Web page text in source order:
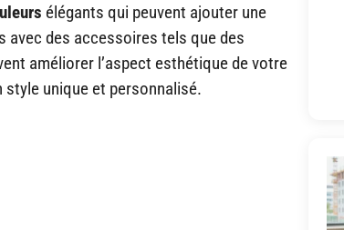
élégants qui peuvent ajouter une
des accessoires tels que des
améliorer l’aspect esthétique de votre
style unique et personnalisé.